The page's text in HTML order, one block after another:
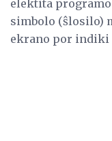
elektita programo
simbolo (ŝlosilo)
ekrano por indiki